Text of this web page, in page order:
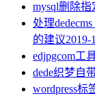
mysql删除
处理
的建议2019-
edjpgcom工
dede织梦自
wordpress标